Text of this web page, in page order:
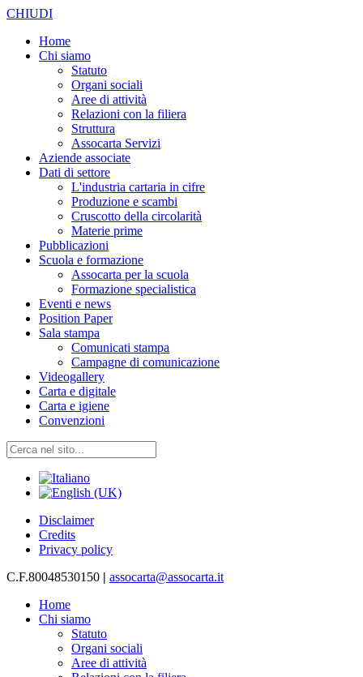
CHIUDI
Home
Chi siamo
Statuto
Organi sociali
Aree di attività
Relazioni con la filiera
Struttura
Assocarta Servizi
Aziende associate
Dati di settore
L'industria cartaria in cifre
Produzione e scambi
Cruscotto della circolarità
Materie prime
Pubblicazioni
Scuola e formazione
Assocarta per la scuola
Formazione specialistica
Eventi e news
Position Paper
Sala stampa
Comunicati stampa
Campagne di comunicazione
Videogallery
Carta e digitale
Carta e igiene
Convenzioni
Disclaimer
Credits
Privacy policy
C.F.80048530150 | assocarta@assocarta.it
Home
Chi siamo
Statuto
Organi sociali
Aree di attività